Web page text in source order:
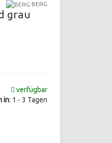
BERG
grau
verfügbar
in: 1 - 3 Tagen